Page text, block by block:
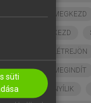
MEGKEZD
KEZD
LÉTREJÖN
MEGINDÍT
NYÍLIK
süti